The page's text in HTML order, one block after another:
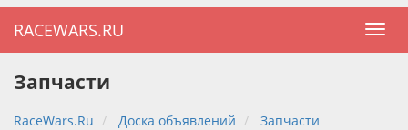
RACEWARS.RU
Запчасти
RaceWars.Ru Доска объявлений
Запчасти